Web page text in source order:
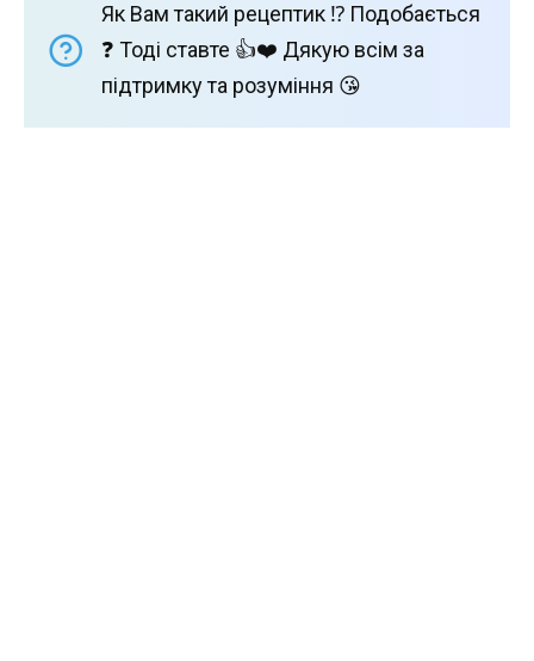
Як Вам такий рецептик ⁉️ Подобається
❓ Тоді ставте 👍❤️ Дякую всім за
підтримку та розуміння 😘